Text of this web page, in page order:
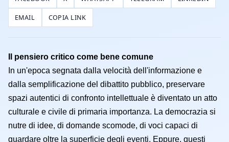
EMAIL COPIA LINK
Il pensiero critico come bene comune
In un'epoca segnata dalla velocità dell'informazione e
dalla semplificazione del dibattito pubblico, preservare
spazi autentici di confronto intellettuale è diventato un atto
culturale e civile di primaria importanza. La democrazia si
nutre di idee, di domande scomode, di voci capaci di
guardare oltre la superficie degli eventi. Eppure, questi